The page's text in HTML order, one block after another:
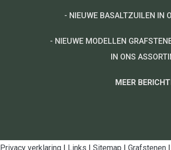
- NIEUWE BASALTZUILEN IN
- NIEUWE MODELLEN
IN ONS
MEER
Privacy verklaring | Links | Sitemap | Grafstenen |